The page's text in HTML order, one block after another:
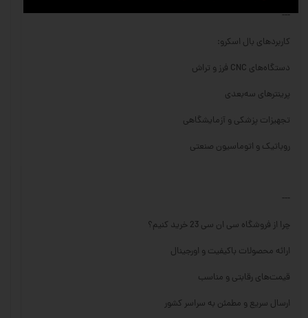
---
کاربردهای بال اسکرو:
دستگاه‌های CNC فرز و تراش
پرینترهای سه‌بعدی
تجهیزات پزشکی و آزمایشگاهی
روباتیک و اتوماسیون صنعتی
---
چرا از فروشگاه سی ان سی 23 خرید کنیم؟
ارائه محصولات باکیفیت و اورجینال
قیمت‌های رقابتی و مناسب
ارسال سریع و مطمئن به سراسر کشور